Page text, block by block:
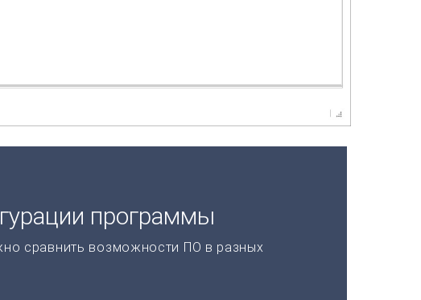
программы
сравнить возможности ПО в разных